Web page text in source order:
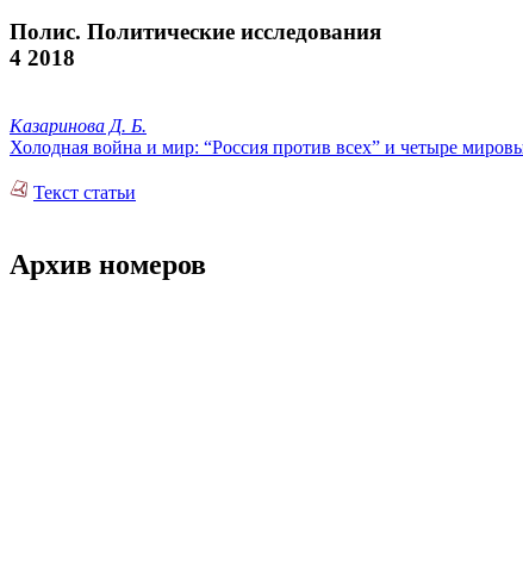
Полис. Политические исследования
4 2018
Казаринова Д. Б.
Холодная война и мир: “Россия против всех” и четыре
Текст статьи
Архив номеров